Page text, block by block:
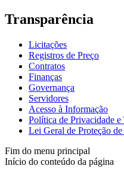
Transparência
Licitações
Registros de Preço
Contratos
Finanças
Governança
Servidores
Acesso à Informação
Política de Privacidade e
Lei Geral de Proteção
Fim do menu principal
Início do conteúdo da página